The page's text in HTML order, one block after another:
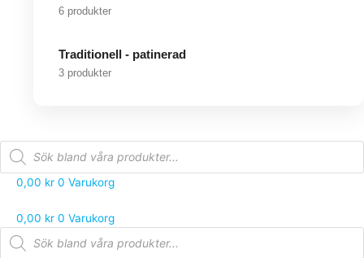
6 produkter
Traditionell - patinerad
3 produkter
Products
search
0,00 kr 0 Varukorg
0,00 kr 0 Varukorg
Products
search